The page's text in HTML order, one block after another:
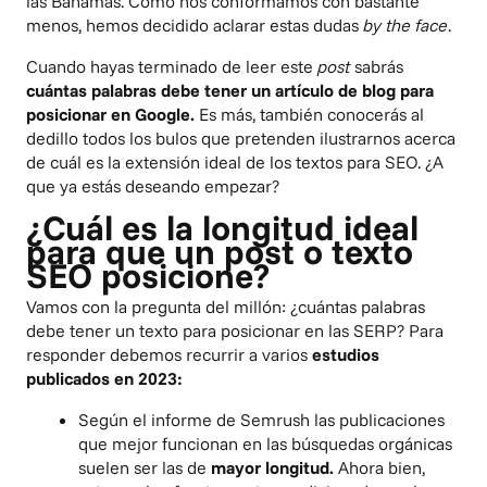
menos, hemos decidido aclarar estas dudas by the face.
Cuando hayas terminado de leer este postsabrás
cuántas palabras debe tener un artículo de blog para
posicionar en Google. Es más, también conocerás al
dedillo todos los bulos que pretenden ilustrarnos acerca
de cuál es la extensión ideal de los textos para SEO. ¿A
que ya estás deseando empezar?
¿Cuál es la longitud ideal
para que un post o texto
SEO posicione?
Vamos con la pregunta del millón: ¿cuántas palabras
debe tener un texto para posicionar en las SERP? Para
responder debemos recurrir a varios estudios
publicados en 2023:
Según el informe de Semrush las publicaciones
que mejor funcionan en las búsquedas orgánicas
suelen ser las de mayor longitud. Ahora bien,